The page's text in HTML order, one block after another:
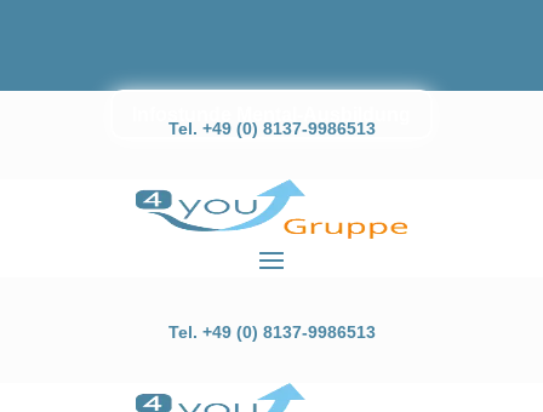
Barrierefrei
Tel. +49 (0) 8137-9986513
Tel. +49 (0) 8137-9986513